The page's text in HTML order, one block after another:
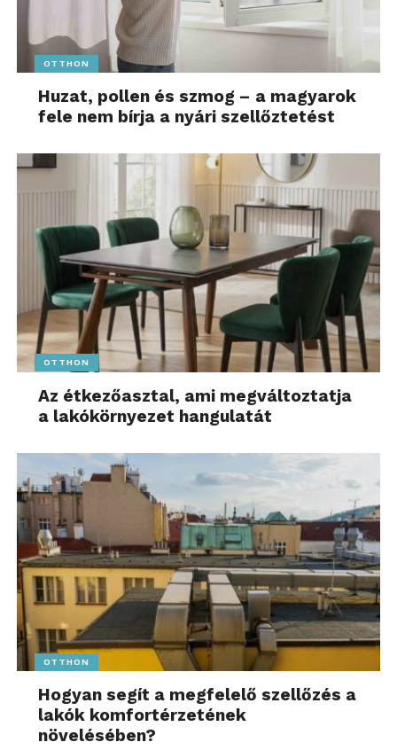
OTTHON
Huzat, pollen és szmog – a magyarok
fele nem bírja a nyári szellőztetést
OTTHON
Az étkezőasztal, ami megváltoztatja
a lakókörnyezet hangulatát
OTTHON
Hogyan segít a megfelelő szellőzés a
lakók komfortérzetének
növelésében?